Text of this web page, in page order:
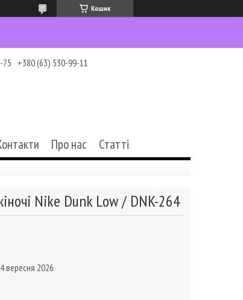
Кошик
75 +380 (63) 530-99-11
Про нас Статті
Nike Dunk Low / DNK-264
вересня 2026